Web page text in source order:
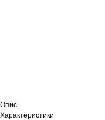
Опис
Характеристики